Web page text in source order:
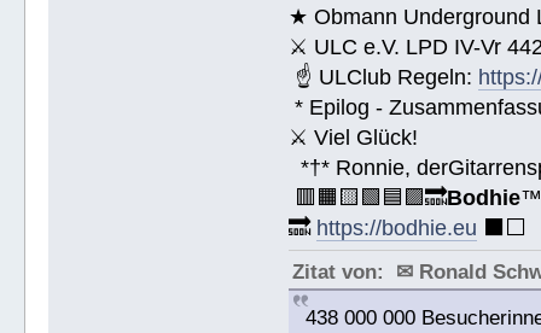
★ Obmann Underground
⚔ ULC e.V. LPD IV-Vr
☝ ULClub Regeln:
* Epilog -
⚔ Viel Glück!
*†* Ronnie,
🟥🟧🟨🟩🟦🟪🔜Bodhie
🔜 https://bodhie.eu ⬛️⬜️
Zitat von: ✉ Ronald
438 000 000